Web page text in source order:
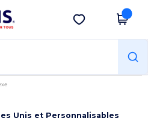
!
Obtenir l'appli
Unis et Personnalisables